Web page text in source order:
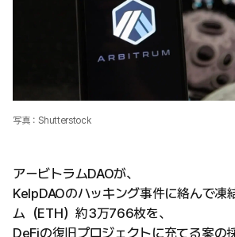
写真：Shutterstock
アービトラムDAOが、
KelpDAOのハッキング事件に絡んで凍
ム（ETH）約3万766枚を、
DeFiの復旧プロジェクトに充てる案の